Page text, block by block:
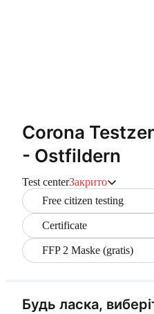
Corona
- Ostfildern
Test centerЗакрито
Free citizen testing
Certificate
FFP 2 Maske (gratis)
Будь ласка,